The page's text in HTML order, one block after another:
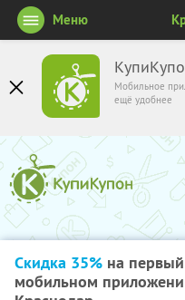
Мобильное
ещё удобнее
Меню
Скидка 35% на
мобильном